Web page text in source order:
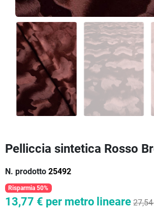
Pelliccia sintetica Rosso
N. prodotto 25492
Risparmia 50%
13,77 € per metro lineare